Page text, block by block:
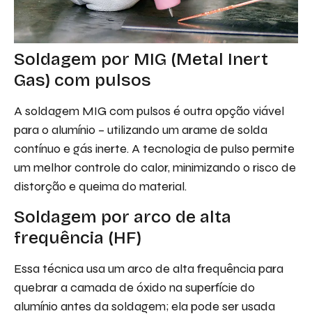
Soldagem por MIG (Metal Inert
Gas) com pulsos
A soldagem MIG com pulsos é outra opção viável
para o alumínio – utilizando um arame de solda
contínuo e gás inerte. A tecnologia de pulso permite
um melhor controle do calor, minimizando o risco de
distorção e queima do material.
Soldagem por arco de alta
frequência (HF)
Essa técnica usa um arco de alta frequência para
quebrar a camada de óxido na superfície do
alumínio antes da soldagem; ela pode ser usada